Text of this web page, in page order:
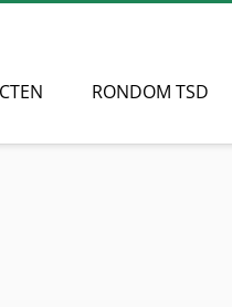
RONDOM TSD